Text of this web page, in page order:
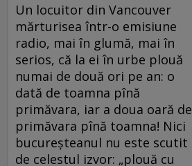
Un locuitor din Vancouver
mărturisea într-o emisiune
radio, mai în glumă, mai în
serios, că la ei în urbe plouă
numai de două ori pe an: o
dată de toamna pînă
primăvara, iar a doua oară de
primăvara pînă toamna! Nici
bucureșteanul nu este scutit
de celestul izvor: „plouă cu